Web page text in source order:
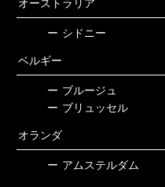
オーストラリア
ー シドニー
ベルギー
ー ブルージュ
ー ブリュッセル
オランダ
ー アムステルダム